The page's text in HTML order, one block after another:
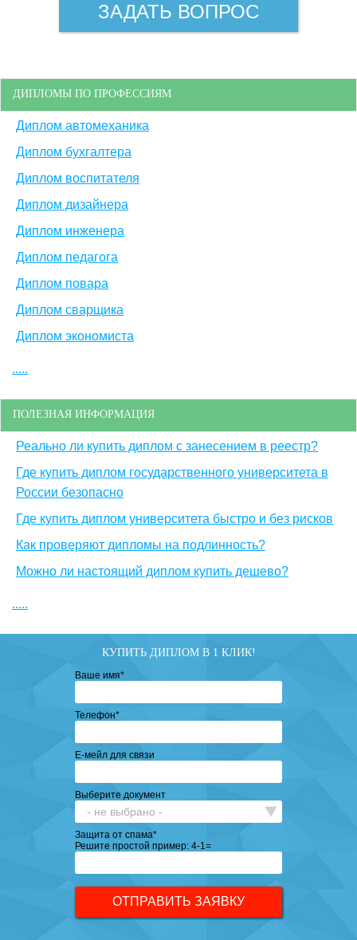
ЗАДАТЬ ВОПРОС
ДИПЛОМЫ ПО ПРОФЕССИЯМ
Диплом автомеханика
Диплом бухгалтера
Диплом воспитателя
Диплом дизайнера
Диплом инженера
Диплом педагога
Диплом повара
Диплом сварщика
Диплом экономиста
.....
ПОЛЕЗНАЯ ИНФОРМАЦИЯ
Реально ли купить диплом с занесением в реестр?
Где купить диплом государственного университета в
России безопасно
Где купить диплом университета быстро и без рисков
Как проверяют дипломы на подлинность?
Можно ли настоящий диплом купить дешево?
.....
КУПИТЬ ДИПЛОМ В 1 КЛИК!
Ваше имя*
Телефон*
Е-мейл для связи
Выберите документ
Защита от спама*
Решите простой пример: 4-1=